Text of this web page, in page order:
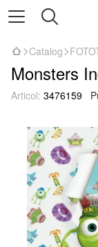
Catalog
Monsters
Articol: 3476159